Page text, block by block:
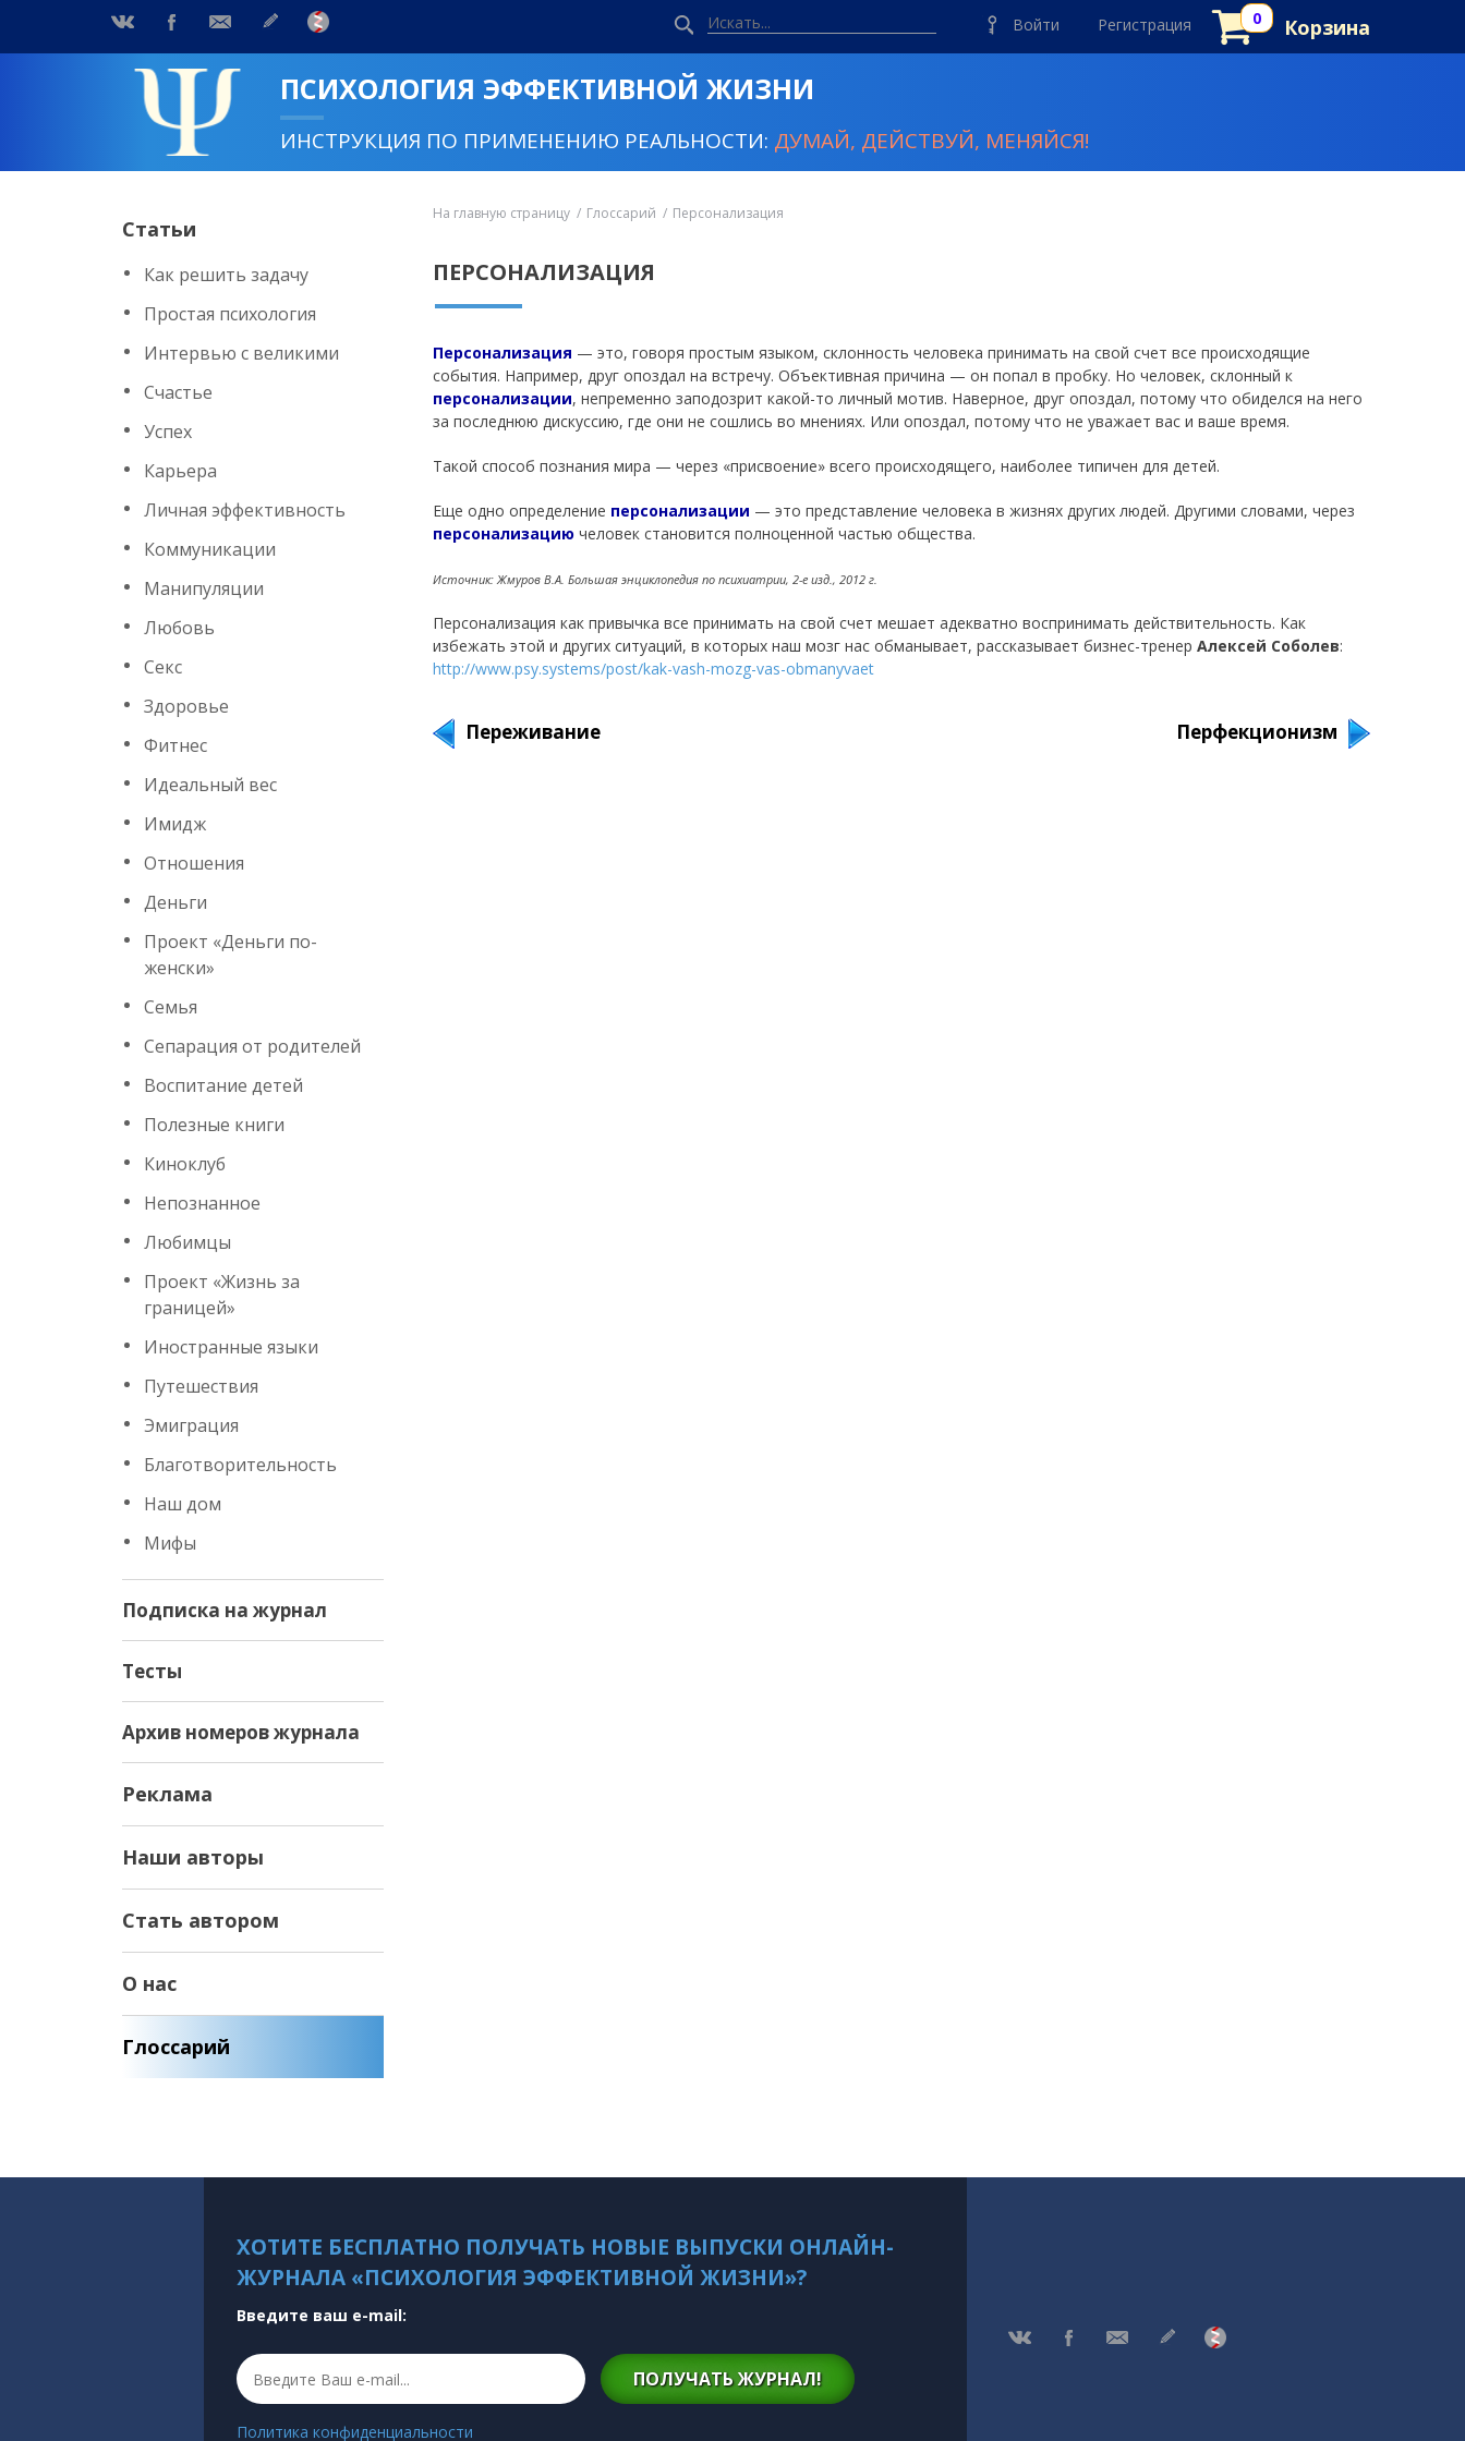
Войти Регистрация Корзина
ПСИХОЛОГИЯ ЭФФЕКТИВНОЙ ЖИЗНИ
ИНСТРУКЦИЯ ПО ПРИМЕНЕНИЮ РЕАЛЬНОСТИ: ДУМАЙ, ДЕЙСТВУЙ, МЕНЯЙСЯ!
Статьи
Как решить задачу
Простая психология
Интервью с великими
Счастье
Успех
Карьера
Личная эффективность
Коммуникации
Манипуляции
Любовь
Секс
Здоровье
Фитнес
Идеальный вес
Имидж
Отношения
Деньги
Проект «Деньги по-
женски»
Семья
Сепарация от родителей
Воспитание детей
Полезные книги
Киноклуб
Непознанное
Любимцы
Проект «Жизнь за
границей»
Иностранные языки
Путешествия
Эмиграция
Благотворительность
Наш дом
Мифы
Подписка на журнал
Тесты
Архив номеров журнала
Реклама
Наши авторы
Стать автором
О нас
Глоссарий
На главную страницу Глоссарий Персонализация
ПЕРСОНАЛИЗАЦИЯ
Персонализация — это, говоря простым языком, склонность человека принимать на свой счет все происходящие
события. Например, друг опоздал на встречу. Объективная причина — он попал в пробку. Но человек, склонный к
персонализации, непременно заподозрит какой-то личный мотив. Наверное, друг опоздал, потому что обиделся на него
за последнюю дискуссию, где они не сошлись во мнениях. Или опоздал, потому что не уважает вас и ваше время.
Такой способ познания мира — через «присвоение» всего происходящего, наиболее типичен для детей.
Еще одно определение персонализации — это представление человека в жизнях других людей. Другими словами, через
персонализацию человек становится полноценной частью общества.
Источник: Жмуров В.А. Большая энциклопедия по психиатрии, 2-е изд., 2012 г.
Персонализация как привычка все принимать на свой счет мешает адекватно воспринимать действительность. Как
избежать этой и других ситуаций, в которых наш мозг нас обманывает, рассказывает бизнес-тренер Алексей Соболев:
http://www.psy.systems/post/kak-vash-mozg-vas-obmanyvaet
Переживание Перфекционизм
ХОТИТЕ БЕСПЛАТНО ПОЛУЧАТЬ НОВЫЕ ВЫПУСКИ ОНЛАЙН-
ЖУРНАЛА «ПСИХОЛОГИЯ ЭФФЕКТИВНОЙ ЖИЗНИ»?
Введите ваш e-mail:
ПОЛУЧАТЬ ЖУРНАЛ!
Политика конфиденциальности